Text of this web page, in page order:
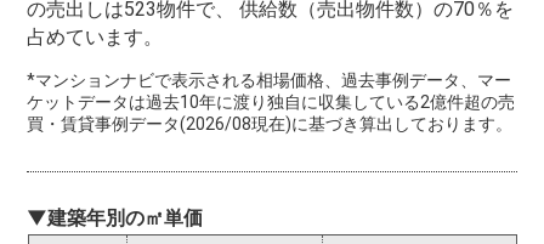
の売出しは523物件で、 供給数（売出物件数）の70％を
占めています。
*マンションナビで表示される相場価格、過去事例データ、マー
ケットデータは過去10年に渡り独自に収集している2億件超の売
買・賃貸事例データ(2026/08現在)に基づき算出しております。
▼建築年別の㎡単価